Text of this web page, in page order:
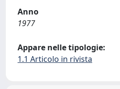
Anno
1977
Appare nelle tipologie:
1.1 Articolo in rivista